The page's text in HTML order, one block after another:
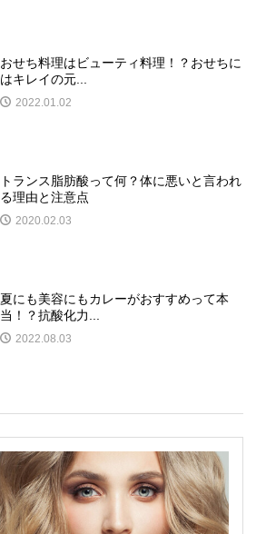
おせち料理はビューティ料理！？おせちに
はキレイの元...
2022.01.02
トランス脂肪酸って何？体に悪いと言われ
る理由と注意点
2020.02.03
夏にも美容にもカレーがおすすめって本
当！？抗酸化力...
2022.08.03